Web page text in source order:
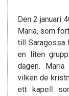
Den 2 januari
Maria, som
till Saragossa
en liten
dagen.
vilken de
ett kapell